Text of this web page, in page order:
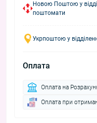
Новою Поштою у
поштомати
Укрпоштою у
Оплата
Оплата на
Оплата при